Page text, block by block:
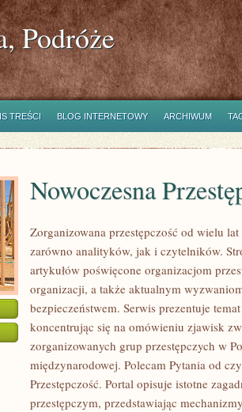
Podróże
TREŚCI BLOG INTERNETOWY ARCHIWUM
Nowoczesna
Zorganizowana przestępczość od wielu
zarówno analityków, jak i czytelników.
artykułów poświęcone organizacjom
organizacji, a także aktualnym
bezpieczeństwem. Serwis prezentuje
koncentrując się na omówieniu zjawisk
zorganizowanych grup przestępczych w
międzynarodowej. Polecam Pytania od
Przestępczość. Portal opisuje istotne
przestępczym, przedstawiając